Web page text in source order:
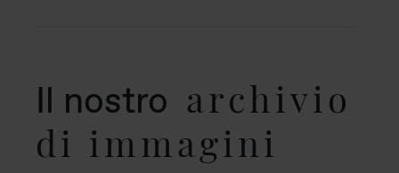
Il nostro archivio
di immagini